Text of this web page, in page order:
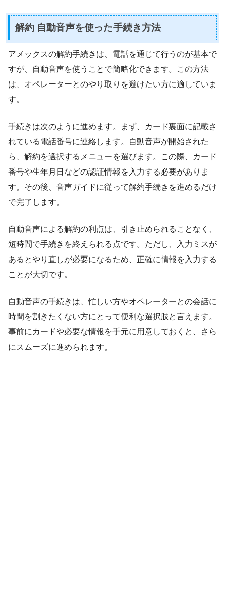
解約 自動音声を使った手続き方法
アメックスの解約手続きは、電話を通じて行うのが基本で
すが、自動音声を使うことで簡略化できます。この方法
は、オペレーターとのやり取りを避けたい方に適していま
す。
手続きは次のように進めます。まず、カード裏面に記載さ
れている電話番号に連絡します。自動音声が開始された
ら、解約を選択するメニューを選びます。この際、カード
番号や生年月日などの認証情報を入力する必要がありま
す。その後、音声ガイドに従って解約手続きを進めるだけ
で完了します。
自動音声による解約の利点は、引き止められることなく、
短時間で手続きを終えられる点です。ただし、入力ミスが
あるとやり直しが必要になるため、正確に情報を入力する
ことが大切です。
自動音声の手続きは、忙しい方やオペレーターとの会話に
時間を割きたくない方にとって便利な選択肢と言えます。
事前にカードや必要な情報を手元に用意しておくと、さら
にスムーズに進められます。